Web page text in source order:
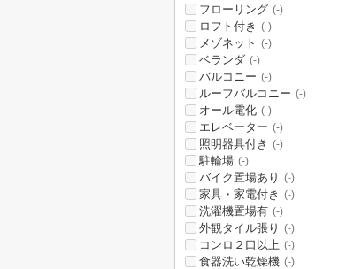
フローリング (-)
ロフト付き (-)
メゾネット (-)
ベランダ (-)
バルコニー (-)
ルーフバルコニー (-)
オール電化 (-)
エレベーター (-)
照明器具付き (-)
駐輪場 (-)
バイク置場あり (-)
家具・家電付き (-)
洗濯機置場有 (-)
外観タイル張り (-)
コンロ２口以上 (-)
食器洗い乾燥機 (-)